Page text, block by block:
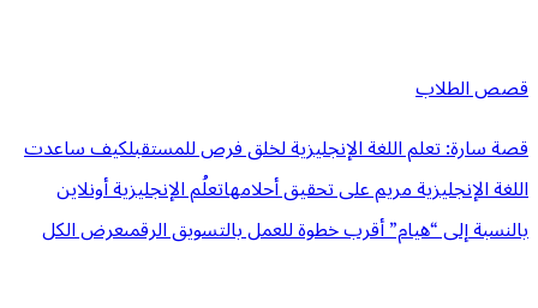
قصص الطلاب
قصة سارة: تعلم اللغة الإنجليزية لخلق فرص للمستقبلكيف ساعدت
اللغة الإنجليزية مريم على تحقيق أحلامهاتعلُم الإنجليزية أونلاين
بالنسبة إلى “هيام” أقرب خطوة للعمل بالتسويق الرقمىعرض الكل